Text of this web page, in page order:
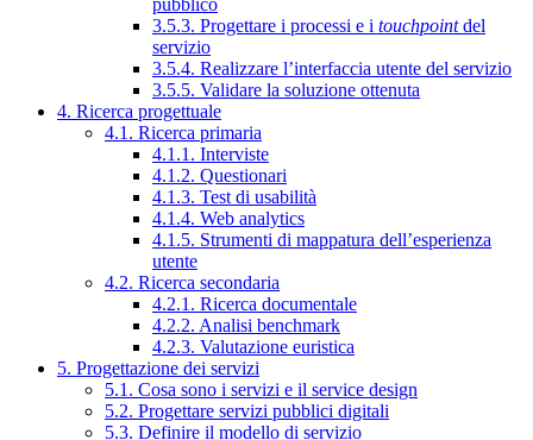
pubblico
3.5.3. Progettare i processi e i touchpointdel
servizio
3.5.4. Realizzare l’interfaccia utente del servizio
3.5.5. Validare la soluzione ottenuta
4. Ricerca progettuale
4.1. Ricerca primaria
4.1.1. Interviste
4.1.2. Questionari
4.1.3. Test di usabilità
4.1.4. Web analytics
4.1.5. Strumenti di mappatura dell’esperienza
utente
4.2. Ricerca secondaria
4.2.1. Ricerca documentale
4.2.2. Analisi benchmark
4.2.3. Valutazione euristica
5. Progettazione dei servizi
5.1. Cosa sono i servizi e il service design
5.2. Progettare servizi pubblici digitali
5.3. Definire il modello di servizio